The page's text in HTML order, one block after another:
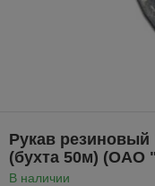
Рукав
(бухта 50м) (ОАО
В наличии